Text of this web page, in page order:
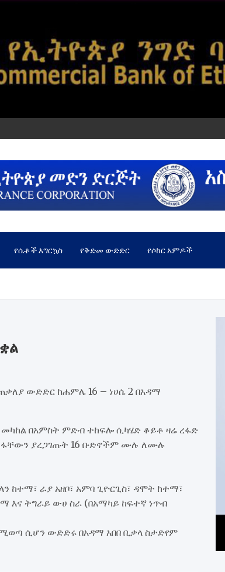
የሴቶች እግርኳስ የቅድመ ውድድር የሶከር አምዶች
ውድድር ከሐምሌ 16 – ነሀሴ 2 በአዳማ
በአምስት ምድብ ተከፍሎ ሲካሄድ ቆይቶ ዛሬ ረፋድ
ያረጋገጡት 16 ቡድኖችም ሙሉ ለሙሉ
ከተማ፣ ራያ አዘቦ፣ አምባ ጊዮርጊስ፣ ዳሞት ከተማ፣
እና ትግራይ ውሀ ስራ (በአማካይ ከፍተኛ ነጥብ
ሲሆን ውድድሩ በአዳማ አበበ ቢቃላ ስታድየም